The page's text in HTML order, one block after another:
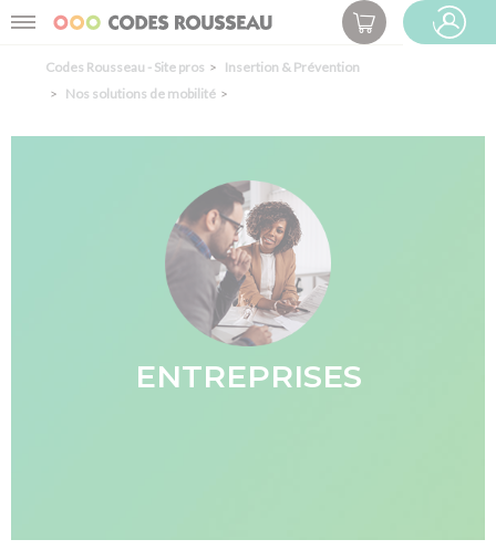
Menu
Codes Rousseau - Site pros
Insertion & Prévention
Nos solutions de mobilité
ENTREPRISES
Panneau de gestion des cookies